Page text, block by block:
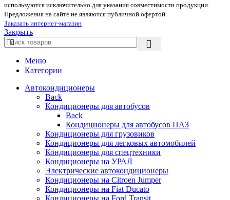
используются исключительно для указания совместимости продукции.
Предложения на сайте не являются публичной офертой.
Заказать интернет-магазин
Закрыть
Меню
Категории
Автокондиционеры
Back
Кондиционеры для автобусов
Back
Кондиционеры для автобусов ПАЗ
Кондиционеры для грузовиков
Кондиционеры для легковых автомобилей
Кондиционеры для спецтехники
Кондиционеры на УРАЛ
Электрические автокондиционеры
Кондиционеры на Citroen Jumper
Кондиционеры на Fiat Ducato
Кондиционеры на Ford Transit